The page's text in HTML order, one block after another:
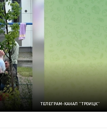
ТЕЛЕГРАМ-КАНАЛ "ТРОИЦК"